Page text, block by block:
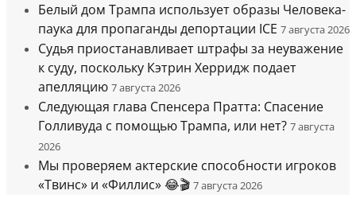
Белый дом Трампа использует образы Человека-
паука для пропаганды депортации ICE 7 августа 2026
Судья приостанавливает штрафы за неуважение
к суду, поскольку Кэтрин Херридж подает
апелляцию 7 августа 2026
Следующая глава Спенсера Пратта: Спасение
Голливуда с помощью Трампа, или нет? 7 августа
2026
Мы проверяем актерские способности игроков
«Твинс» и «Филлис» 😂🎬 7 августа 2026